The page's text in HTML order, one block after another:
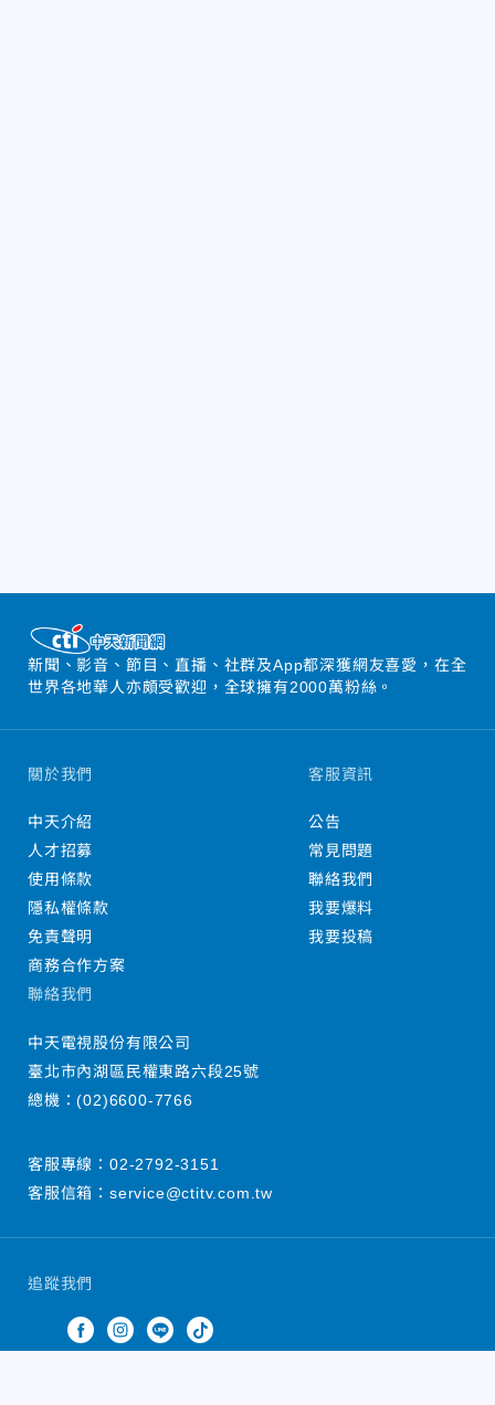
新聞、影音、節目、直播、社群及App都深獲網友喜愛，在全
世界各地華人亦頗受歡迎，全球擁有2000萬粉絲。
追蹤我們
關於我們
中天介紹
人才招募
使用條款
隱私權條款
免責聲明
商務合作方案
客服資訊
公告
常見問題
聯絡我們
我要爆料
我要投稿
聯絡我們
中天電視股份有限公司
臺北市內湖區民權東路六段25號
總機：(02)6600-7766
客服專線： 02-2792-3151
客服信箱： service@ctitv.com.tw